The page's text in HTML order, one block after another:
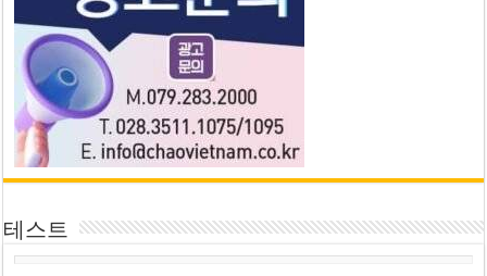
테스트